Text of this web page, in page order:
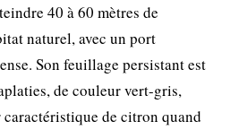
40 à 60 mètres de
naturel, avec un port
Son feuillage persistant est
de couleur vert-gris,
caractéristique de citron quand